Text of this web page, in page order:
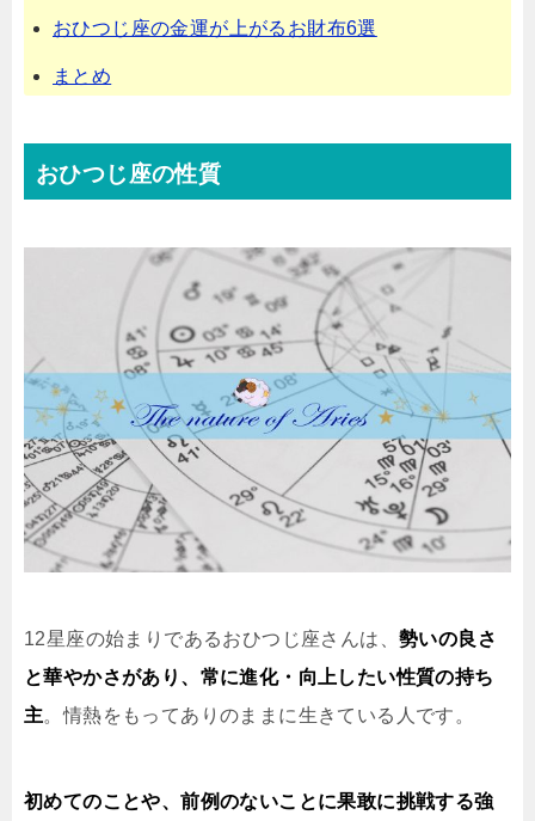
おひつじ座の金運が上がるお財布6選
まとめ
おひつじ座の性質
12星座の始まりであるおひつじ座さんは、 勢いの良さ
と華やかさがあり、常に進化・向上したい性質の持ち
主。情熱をもってありのままに生きている人です。
初めてのことや、前例のないことに果敢に挑戦する強